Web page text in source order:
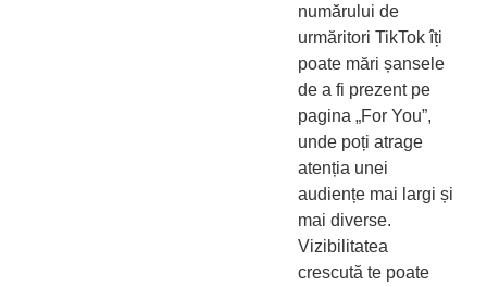
numărului de
urmăritori TikTok îți
poate mări șansele
de a fi prezent pe
pagina „For You”,
unde poți atrage
atenția unei
audiențe mai largi și
mai diverse.
Vizibilitatea
crescută te poate